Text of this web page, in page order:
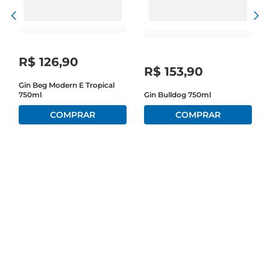
R$ 126,90
Gin Beg Modern E Tropical
750ml
R$ 153,90
Gin Bulldog 750ml